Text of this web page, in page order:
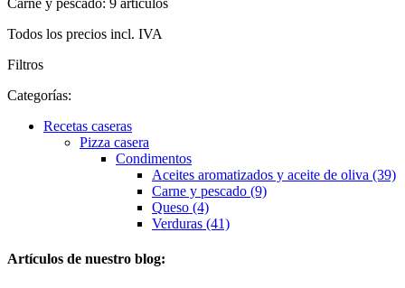
Todos los precios incl. IVA
Filtros
Categorías:
Recetas caseras
Pizza casera
Condimentos
Aceites aromatizados y aceite de oliva (39)
Carne y pescado (9)
Queso (4)
Verduras (41)
Artículos de nuestro blog: